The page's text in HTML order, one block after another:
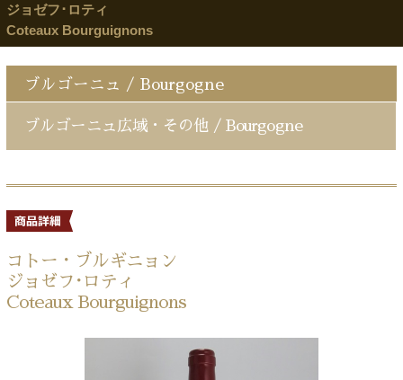
ジョゼフ･ロティ
Coteaux Bourguignons
ブルゴーニュ / Bourgogne
ブルゴーニュ広域・その他 / Bourgogne
コトー・ブルギニョン
ジョゼフ･ロティ
Coteaux Bourguignons